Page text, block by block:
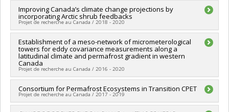
Grant programs:
Lead researcher : Oliver Sonnentag
Funding sources:Gouvernement des Territoires du Nord-
Ouest
Improving Canada’s climate change projections by
incorporating Arctic shrub feedbacks
Projet de recherche au Canada / 2018 - 2020
Lead researcher :Elyn Humphreys
Co-researchers :Oliver Sonnentag
Funding sources:Savoir polaire Canada
Grant programs:
Establishment of a meso-network of micrometerological
towers for eddy covariance measurements along a
latitudinal climate and permafrost gradient in western
Canada
Projet de recherche au Canada / 2016 - 2020
Lead researcher :Oliver Sonnentag
Funding sources: FCI/Fondation canadienne pour l'innovation
Grant programs:PVXXXXXX-Fonds d'exploitation des
Consortium for Permafrost Ecosystems in Transition CPET
Projet de recherche au Canada / 2017 - 2019